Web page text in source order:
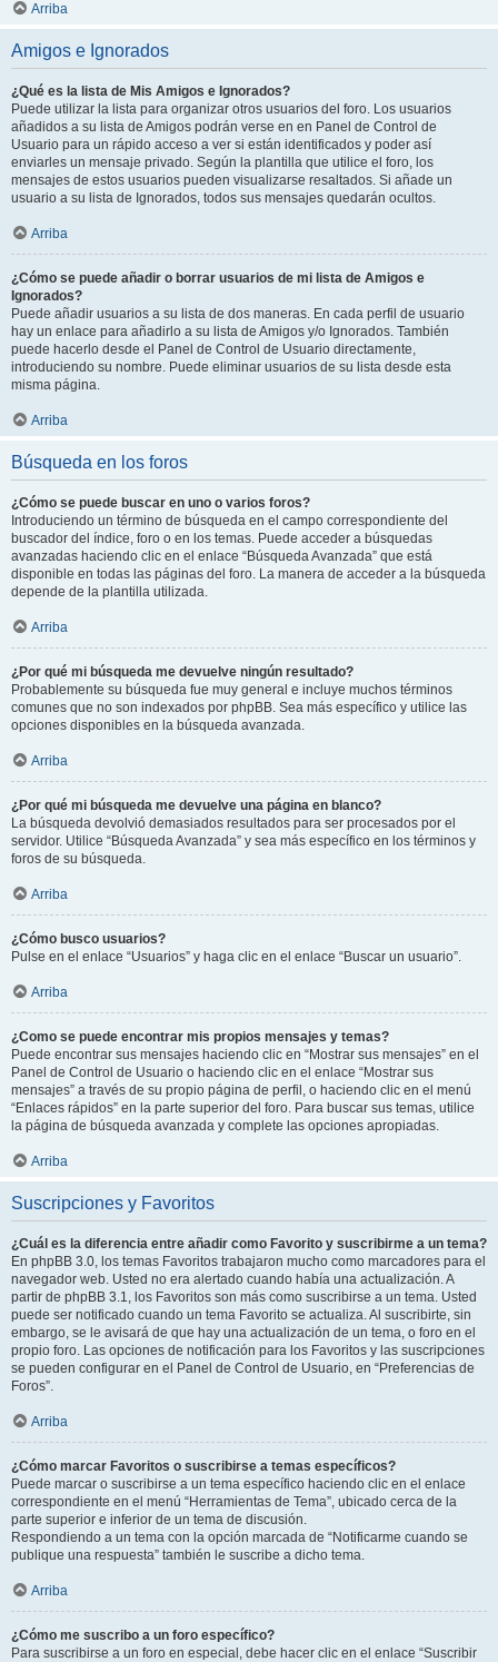
Arriba
Amigos e Ignorados
¿Qué es la lista de Mis Amigos e Ignorados?
Puede utilizar la lista para organizar otros usuarios del foro. Los usuarios
añadidos a su lista de Amigos podrán verse en en Panel de Control de
Usuario para un rápido acceso a ver si están identificados y poder así
enviarles un mensaje privado. Según la plantilla que utilice el foro, los
mensajes de estos usuarios pueden visualizarse resaltados. Si añade un
usuario a su lista de Ignorados, todos sus mensajes quedarán ocultos.
Arriba
¿Cómo se puede añadir o borrar usuarios de mi lista de Amigos e
Ignorados?
Puede añadir usuarios a su lista de dos maneras. En cada perfil de usuario
hay un enlace para añadirlo a su lista de Amigos y/o Ignorados. También
puede hacerlo desde el Panel de Control de Usuario directamente,
introduciendo su nombre. Puede eliminar usuarios de su lista desde esta
misma página.
Arriba
Búsqueda en los foros
¿Cómo se puede buscar en uno o varios foros?
Introduciendo un término de búsqueda en el campo correspondiente del
buscador del índice, foro o en los temas. Puede acceder a búsquedas
avanzadas haciendo clic en el enlace “Búsqueda Avanzada” que está
disponible en todas las páginas del foro. La manera de acceder a la búsqueda
depende de la plantilla utilizada.
Arriba
¿Por qué mi búsqueda me devuelve ningún resultado?
Probablemente su búsqueda fue muy general e incluye muchos términos
comunes que no son indexados por phpBB. Sea más específico y utilice las
opciones disponibles en la búsqueda avanzada.
Arriba
¿Por qué mi búsqueda me devuelve una página en blanco?
La búsqueda devolvió demasiados resultados para ser procesados por el
servidor. Utilice “Búsqueda Avanzada” y sea más específico en los términos y
foros de su búsqueda.
Arriba
¿Cómo busco usuarios?
Pulse en el enlace “Usuarios” y haga clic en el enlace “Buscar un usuario”.
Arriba
¿Como se puede encontrar mis propios mensajes y temas?
Puede encontrar sus mensajes haciendo clic en “Mostrar sus mensajes” en el
Panel de Control de Usuario o haciendo clic en el enlace “Mostrar sus
mensajes” a través de su propio página de perfil, o haciendo clic en el menú
“Enlaces rápidos” en la parte superior del foro. Para buscar sus temas, utilice
la página de búsqueda avanzada y complete las opciones apropiadas.
Arriba
Suscripciones y Favoritos
¿Cuál es la diferencia entre añadir como Favorito y suscribirme a un tema?
En phpBB 3.0, los temas Favoritos trabajaron mucho como marcadores para el
navegador web. Usted no era alertado cuando había una actualización. A
partir de phpBB 3.1, los Favoritos son más como suscribirse a un tema. Usted
puede ser notificado cuando un tema Favorito se actualiza. Al suscribirte, sin
embargo, se le avisará de que hay una actualización de un tema, o foro en el
propio foro. Las opciones de notificación para los Favoritos y las suscripciones
se pueden configurar en el Panel de Control de Usuario, en “Preferencias de
Foros”.
Arriba
¿Cómo marcar Favoritos o suscribirse a temas específicos?
Puede marcar o suscribirse a un tema específico haciendo clic en el enlace
correspondiente en el menú “Herramientas de Tema”, ubicado cerca de la
parte superior e inferior de un tema de discusión.
Respondiendo a un tema con la opción marcada de “Notificarme cuando se
publique una respuesta” también le suscribe a dicho tema.
Arriba
¿Cómo me suscribo a un foro específico?
Para suscribirse a un foro en especial, debe hacer clic en el enlace “Suscribir